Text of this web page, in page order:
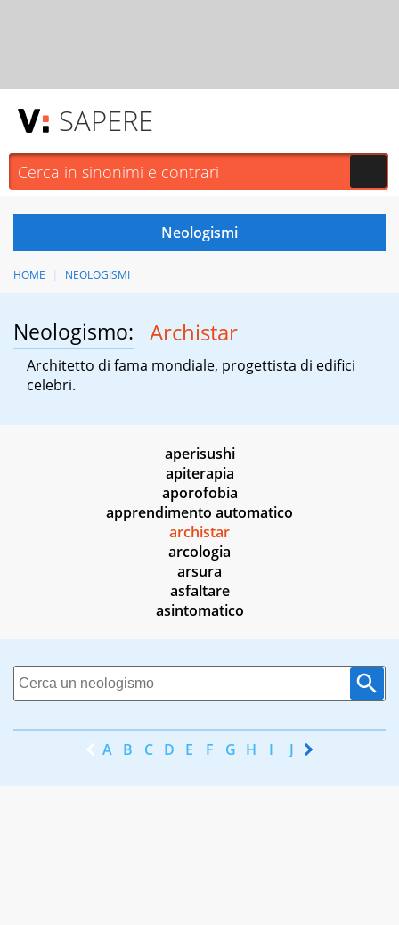
SAPERE
HOME NEOLOGISMI
Neologismo: Archistar
Architetto di fama mondiale, progettista di edifici
celebri.
aperisushi
apiterapia
aporofobia
apprendimento automatico
archistar
arcologia
arsura
asfaltare
asintomatico
A B C D E F G H I J K